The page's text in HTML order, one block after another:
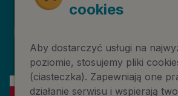
Prawa autorskie
cookies
Aby dostarczyć usługi na
poziomie, stosujemy pliki
(ciasteczka). Zapewniają one
działanie serwisu i wspierają